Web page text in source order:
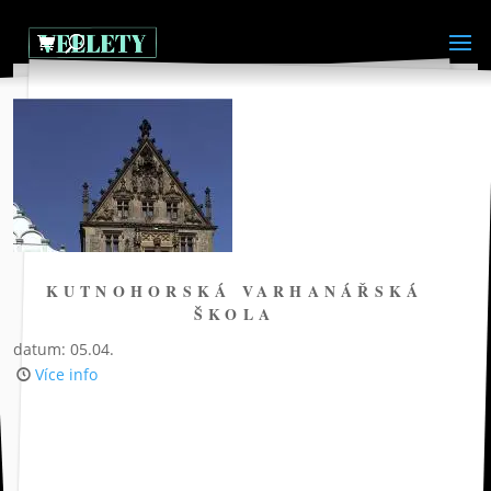
KUTNOHORSKÁ VARHANÁŘSKÁ
ŠKOLA
datum: 05.04.
Více info